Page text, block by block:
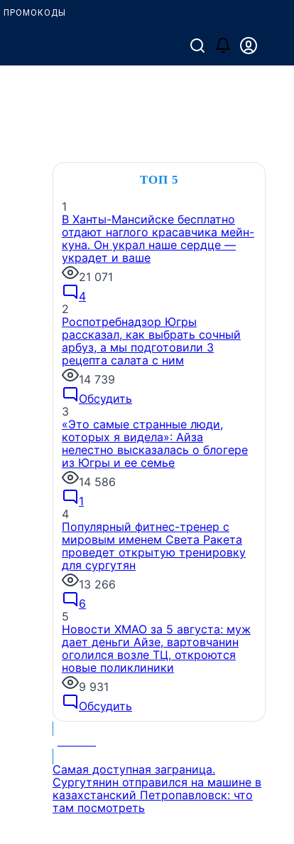
ПРОМОКОДЫ
ТОП 5
1
В Ханты-Мансийске бесплатно
отдают наглого красавчика мейн-
куна. Он украл наше сердце —
украдет и ваше
21 071
4
2
Роспотребнадзор Югры
рассказал, как выбрать сочный
арбуз, а мы подготовили 3
рецепта салата с ним
14 739
Обсудить
3
«Это самые странные люди,
которых я видела»: Айза
нелестно высказалась о блогере
из Югры и ее семье
14 586
1
4
Популярный фитнес-тренер с
мировым именем Света Ракета
проведет открытую тренировку
для сургутян
13 266
6
5
Новости ХМАО за 5 августа: муж
дает деньги Айзе, вартовчанин
оголился возле ТЦ, откроются
новые поликлиники
9 931
Обсудить
Самая доступная заграница.
Сургутянин отправился на машине в
казахстанский Петропавловск: что
там посмотреть